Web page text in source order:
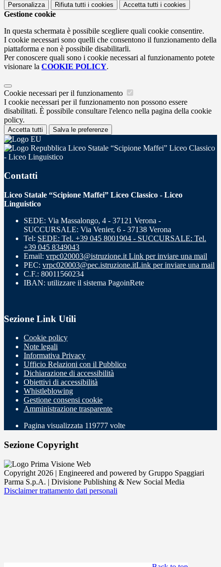
Personalizza Rifiuta tutti i cookies Accetta tutti i cookies
Gestione cookie
In questa schermata è possibile scegliere quali cookie consentire.
I cookie necessari sono quelli che consentono il funzionamento della
piattaforma e non è possibile disabilitarli.
Per conoscere quali sono i cookie necessari al funzionamento potete
visionare la COOKIE POLICY.
Cookie necessari per il funzionamento
I cookie necessari per il funzionamento non possono essere
disabilitati. È possibile consultare l'elenco nella pagina della cookie
policy.
Accetta tutti Salva le preferenze
Liceo Statale “Scipione Maffei” Liceo Classico
- Liceo Linguistico
Contatti
Liceo Statale “Scipione Maffei” Liceo Classico - Liceo
Linguistico
SEDE: Via Massalongo, 4 - 37121 Verona -
SUCCURSALE: Via Venier, 6 - 37138 Verona
Tel: SEDE: Tel. +39 045 8001904 - SUCCURSALE: Tel.
+39 045 8349043
Email: vrpc020003@istruzione.it Link per inviare una mail
PEC: vrpc020003@pec.istruzione.itLink per inviare una mail
C.F.: 80011560234
IBAN: utilizzare il sistema PagoinRete
Sezione Link Utili
Cookie policy
Note legali
Informativa Privacy
Ufficio Relazioni con il Pubblico
Dichiarazione di accessibilità
Obiettivi di accessibilità
Whistleblowing
Gestione consensi cookie
Amministrazione trasparente
Pagina visualizzata 119777 volte
Sezione Copyright
Copyright 2026 | Engineered and powered by Gruppo Spaggiari
Parma S.p.A. | Divisione Publishing & New Social Media
Disclaimer trattamento dati personali